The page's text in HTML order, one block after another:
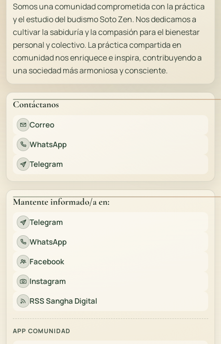
Somos una comunidad comprometida con la práctica
y el estudio del budismo Soto Zen. Nos dedicamos a
cultivar la sabiduría y la compasión para el bienestar
personal y colectivo. La práctica compartida en
comunidad nos enriquece e inspira, contribuyendo a
una sociedad más armoniosa y consciente.
Contáctanos
Correo
WhatsApp
Telegram
Mantente informado/a en:
Telegram
WhatsApp
Facebook
Instagram
RSS Sangha Digital
APP COMUNIDAD